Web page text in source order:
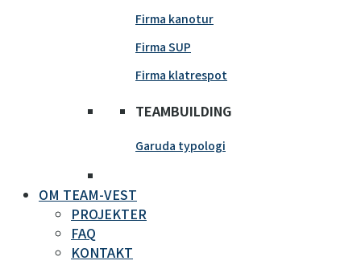
Firma kanotur
Firma SUP
Firma klatrespot
TEAMBUILDING
Garuda typologi
OM TEAM-VEST
PROJEKTER
FAQ
KONTAKT